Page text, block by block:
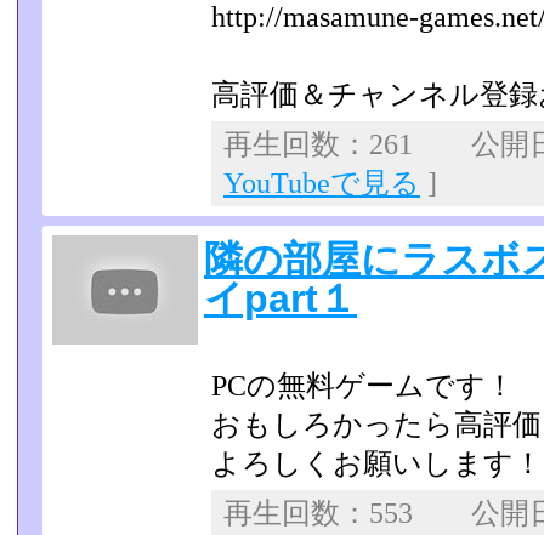
http://masamune-
高評価＆チャンネル登
再生回数：261 公開
YouTubeで見る ]
隣の部屋にラスボ
イpart１
PCの無料ゲームです！
おもしろかったら高評
よろしくお願いします！
再生回数：553 公開